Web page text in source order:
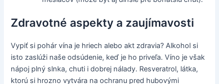
Zdravotné aspekty a zaujímavosti
Vypiť si pohár vína je hriech alebo akt zdravia? Alkohol si
isto zaslúži naše odsúdenie, keď je ho priveľa. Víno je však
nápoj plný slnka, chuti i dobrej nálady. Resveratrol, látka,
ktorú si hrozno vytvára na ochranu pred hubovými